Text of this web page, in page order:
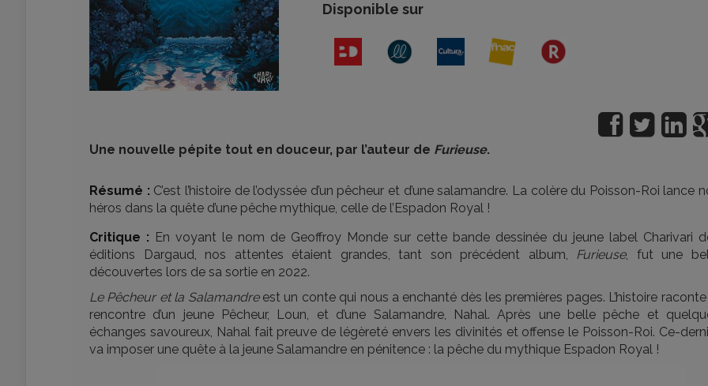
Disponible sur
Une nouvelle pépite tout en douceur, par l’auteur de Furieuse.
Résumé : C’est l’histoire de l’odyssée d’un pêcheur et d’une salamandre. La colère du Poisson-Roi lance
héros dans la quête d’une pêche mythique, celle de l’Espadon Royal !
Critique : En voyant le nom de Geoffroy Monde sur cette bande dessinée du jeune label Charivari
éditions Dargaud, nos attentes étaient grandes, tant son précédent album, Furieuse, fut une
découvertes lors de sa sortie en 2022.
Le Pêcheur et la Salamandreest un conte qui nous a enchanté dès les premières pages. L’histoire
rencontre d’un jeune Pêcheur, Loun, et d’une Salamandre, Nahal. Après une belle pêche et
échanges savoureux, Nahal fait preuve de légèreté envers les divinités et offense le Poisson-Roi. Ce-
va imposer une quête à la jeune Salamandre en pénitence : la pêche du mythique Espadon Royal !